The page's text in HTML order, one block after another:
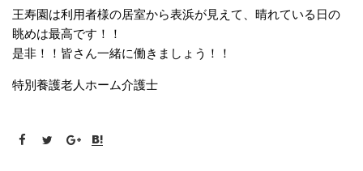
王寿園は利用者様の居室から表浜が見えて、晴れている日の
眺めは最高です！！
是非！！皆さん一緒に働きましょう！！
特別養護老人ホーム介護士